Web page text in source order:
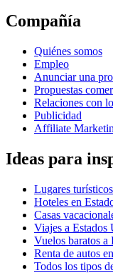
Compañía
Quiénes somos
Empleo
Anunciar una
Propuestas
Relaciones con
Publicidad
Affiliate
Ideas para
Lugares
Hoteles en
Casas
Viajes a Estados
Vuelos baratos a
Renta de autos
Todos los tipos